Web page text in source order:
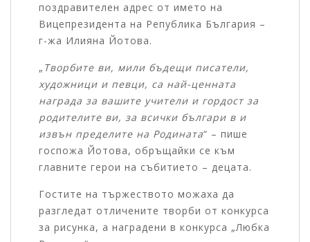
поздравителен адрес от името на
Вицепрезидента на Република България –
г-жа Илияна Йотова.
„ Творбите ви, мили бъдещи писатели,
художници и певци, са най-ценната
награда за вашите учители и гордост за
родителите ви, за всички българи в и
извън пределите на Родината“ – пише
госпожа Йотова, обръщайки се към
главните герои на събитието – децата.
Гостите на тържеството можаха да
разгледат отличените творби от конкурса
за рисунка, а наградени в конкурса „Любка